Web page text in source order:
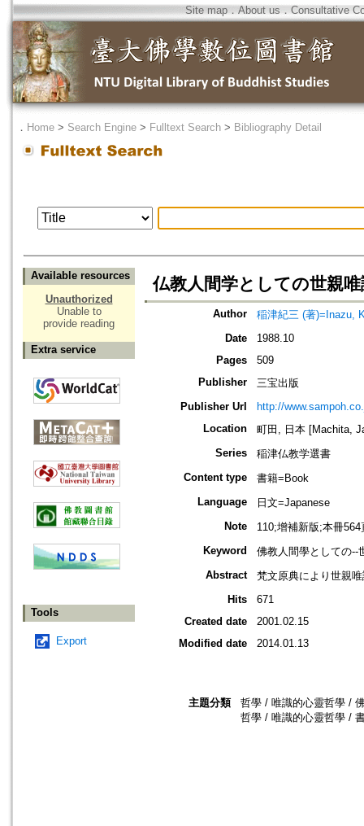
Site map．About us ． Consultative
． Home > Search Engine > Fulltext Search > Bibliography Detail
Available resources
Unauthorized
Unable to
provide reading
Extra service
Tools
Export
仏教人間学としての世親
Author
稲津紀三 (著)=Inazu,
Date
1988.10
Pages
509
Publisher
三宝出版
Publisher Url
http://
Location
町田, 日本 [Machita,
Series
稲津仏教学選書
Content type
書籍=Book
Language
日文=Japanese
Note
110;增補新版;本冊
Keyword
佛教人間學としての--
Abstract
梵文原典により世親
Hits
671
Created date
2001.02.15
Modified date
2014.01.13
主題分類
哲學 / 唯識的心靈哲學 /
哲學 / 唯識的心靈哲學 /